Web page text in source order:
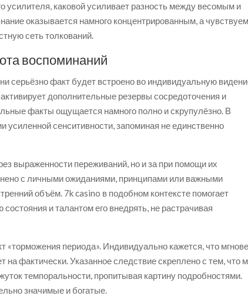
усилителя, каковой усиливает разность между весомым и
оказывается намного концентрированным, а
сеть толкований.
воспоминаний
серьёзно факт будет встроено во индивидуальную
дополнительные резервы сосредоточения и
факты ощущается намного полно и скрупулёзно. В
сенситивности, запоминая не единственно
выраженности переживаний, но и за при помощи их
с личными ожиданиями, принципами или важными
объём. 7k casino в подобном контексте помогает
и талантом его внедрять, не растрачивая
периода». Индивидуально кажется, что
фактически. Указанное следствие скреплено с тем, что
темпоральности, пропитывая картину подробностями.
значимые и богатые.